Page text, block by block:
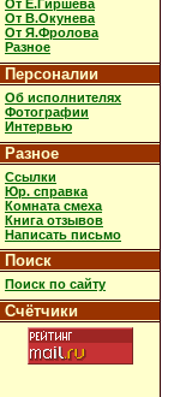
От Е.Гиршева
От В.Окунева
От Я.Фролова
Разное
Персоналии
Об исполнителях
Фотографии
Интервью
Разное
Ссылки
Юр. справка
Комната смеха
Книга отзывов
Написать письмо
Поиск
Поиск по сайту
Счётчики